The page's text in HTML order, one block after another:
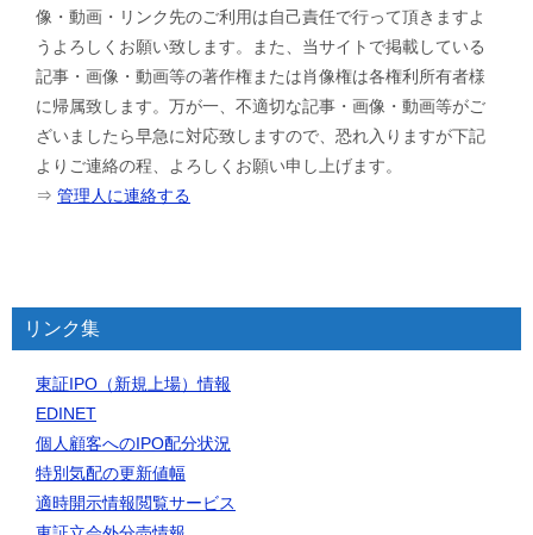
像・動画・リンク先のご利用は自己責任で行って頂きますよ
うよろしくお願い致します。また、当サイトで掲載している
記事・画像・動画等の著作権または肖像権は各権利所有者様
に帰属致します。万が一、不適切な記事・画像・動画等がご
ざいましたら早急に対応致しますので、恐れ入りますが下記
よりご連絡の程、よろしくお願い申し上げます。
⇒ 管理人に連絡する
リンク集
東証IPO（新規上場）情報
EDINET
個人顧客へのIPO配分状況
特別気配の更新値幅
適時開示情報閲覧サービス